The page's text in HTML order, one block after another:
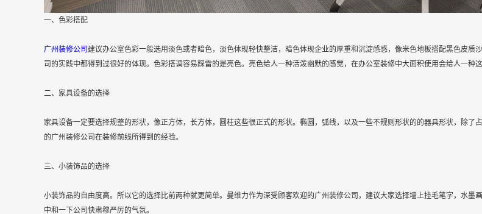
一、色彩搭配
广州装修公司 建议办公室色彩一般选用淡色或者暗色，淡色体现轻快整洁，暗色体现企业的厚重和沉淀感感，像米色地板搭配黑色皮
司的实践中都得到过很好的体现。色彩搭调容易踩雷的是亮色。亮色给人一种活泼幽默的感觉，在办公室装修中大面积使用会给人一种这
二、家具设备的选择
家具设备一定要选择规整的形状，像正方体，长方体，圆柱这些很正式的形状。椭圆，弧线，以及一些不规则形状的的器具形状，除
的广州装修公司在装修前线所得到的经验。
三、小装饰品的选择
小装饰品的自由度高。所以它的选择比前两种就更简单。曼维力作为深受顾客欢迎的广州装修公司，建议大家选择墙上挂毛笔字，水
中和一下公司快肃穆严厉的气氛。